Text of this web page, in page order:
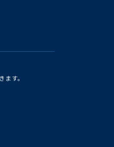
す。